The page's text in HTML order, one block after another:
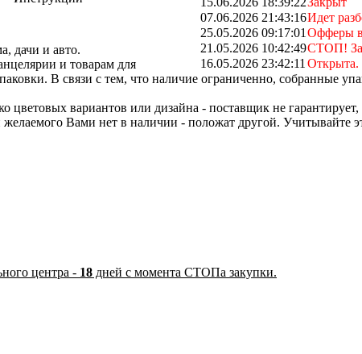
07.06.2026 21:43:16Идет
25.05.2026 09:17:01 Офферы
21.05.2026 10:42:49СТОП!
16.05.2026 23:42:11 Открыта.
дачи и авто.
и товарам для
В связи с тем, что наличие ограниченно, собранные
вариантов или дизайна - поставщик не гарантирует,
Вами нет в наличии - положат другой. Учитывайте
центра - 18 дней с момента СТОПа закупки.